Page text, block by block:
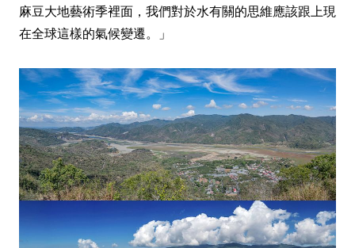
麻豆大地藝術季裡面，我們對於水有關的思維應該跟上現
在全球這樣的氣候變遷。」